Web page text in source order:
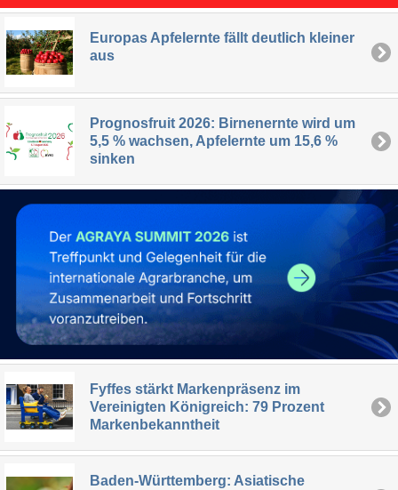
Europas Apfelernte fällt deutlich kleiner
aus
Prognosfruit 2026: Birnenernte wird um
5,5 % wachsen, Apfelernte um 15,6 %
sinken
Fyffes stärkt Markenpräsenz im
Vereinigten Königreich: 79 Prozent
Markenbekanntheit
Baden-Württemberg: Asiatische